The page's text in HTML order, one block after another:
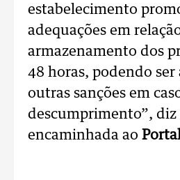
estabelecimento
adequações em
armazenamento dos
48 horas, podendo ser
outras sanções em
descumprimento”, diz
encaminhada ao